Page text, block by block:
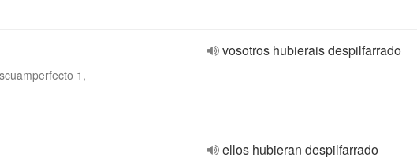
1,
vosotros hubierais despilfarrado
ellos hubieran despilfarrado